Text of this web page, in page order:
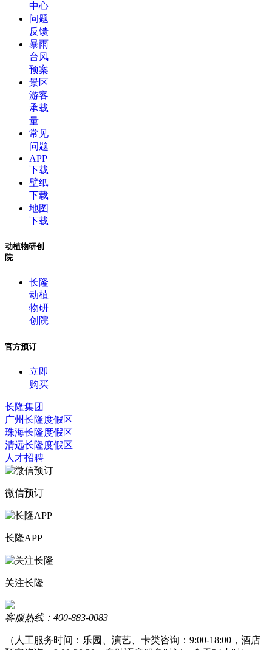
中心
问题
反馈
暴雨
台风
预案
景区
游客
承载
量
常见
问题
APP
下载
壁纸
下载
地图
下载
动植物研创
院
长隆
动植
物研
创院
官方预订
立即
购买
长隆集团
广州长隆度假区
珠海长隆度假区
清远长隆度假区
人才招聘
微信预订
长隆APP
关注长隆
客服热线：400-883-0083
（人工服务时间：乐园、演艺、卡类咨询：9:00-18:00，酒店